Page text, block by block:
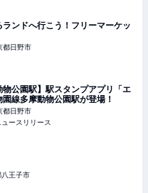
ンドへ行こう！フリーマーケッ
都日野市
物公園駅】駅スタンプアプリ「エ
線多摩動物公園駅が登場！
都日野市
ースリリース
八王子市